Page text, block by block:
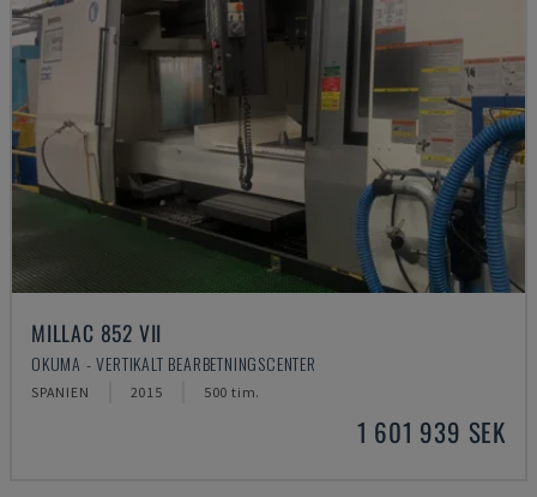
MILLAC 852 VII
OKUMA - VERTIKALT BEARBETNINGSCENTER
SPANIEN 2015 500 tim.
1 601 939 SEK